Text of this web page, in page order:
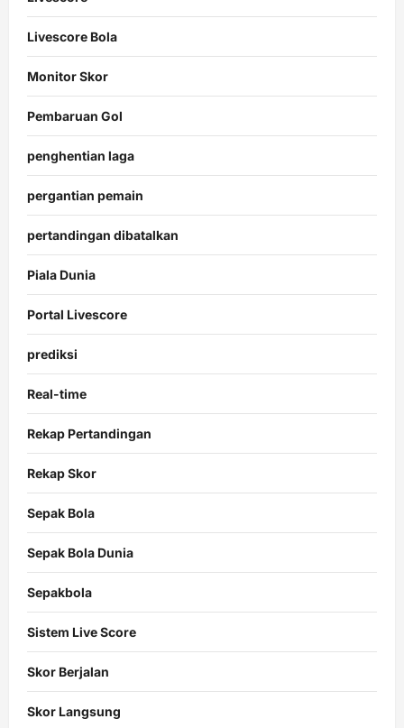
Livescore Bola
Monitor Skor
Pembaruan Gol
penghentian laga
pergantian pemain
pertandingan dibatalkan
Piala Dunia
Portal Livescore
prediksi
Real-time
Rekap Pertandingan
Rekap Skor
Sepak Bola
Sepak Bola Dunia
Sepakbola
Sistem Live Score
Skor Berjalan
Skor Langsung